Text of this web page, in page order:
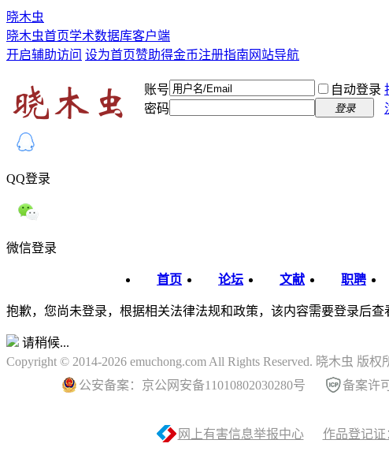
晓木虫
晓木虫首页学术数据库客户端
开启辅助访问 设为首页赞助得金币注册指南 网站导航
账号 自动登录
密码
登录
QQ登录
微信登录
首页 论坛 文献 职聘
抱歉，您尚未登录，根据相关法律法规和政策，该内容需要登录后查
请稍候...
Copyright © 2014-2026 emuchong.com All Rights Reserved. 晓木虫 版权
公安备案：京公网安备11010802030280号
备案许
网上有害信息举报中心 作品登记证